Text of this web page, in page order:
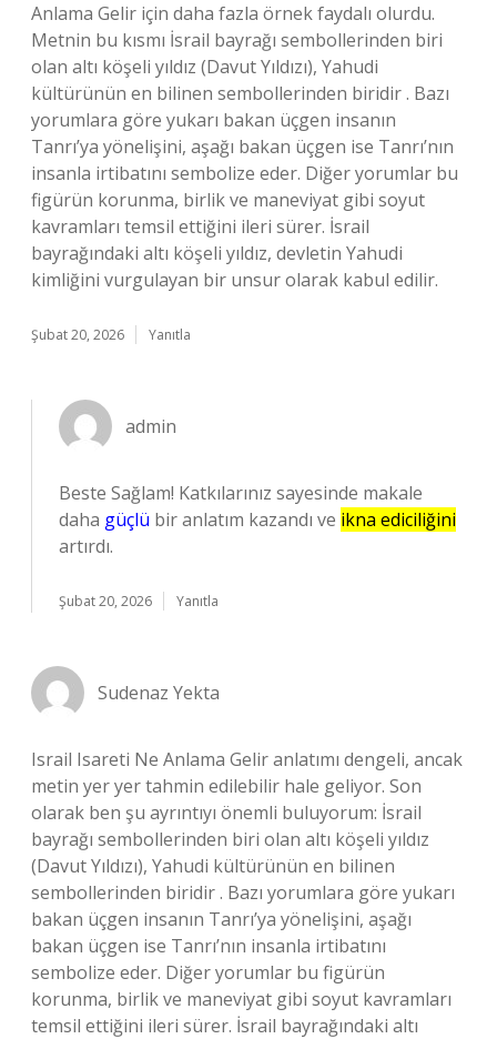
Anlama Gelir için daha fazla örnek faydalı olurdu.
Metnin bu kısmı İsrail bayrağı sembollerinden biri
olan altı köşeli yıldız (Davut Yıldızı), Yahudi
kültürünün en bilinen sembollerinden biridir . Bazı
yorumlara göre yukarı bakan üçgen insanın
Tanrı’ya yönelişini, aşağı bakan üçgen ise Tanrı’nın
insanla irtibatını sembolize eder. Diğer yorumlar bu
figürün korunma, birlik ve maneviyat gibi soyut
kavramları temsil ettiğini ileri sürer. İsrail
bayrağındaki altı köşeli yıldız, devletin Yahudi
kimliğini vurgulayan bir unsur olarak kabul edilir.
Şubat 20, 2026 Yanıtla
admin
Beste Sağlam! Katkılarınız sayesinde makale
daha güçlü bir anlatım kazandı ve ikna ediciliğini
artırdı.
Şubat 20, 2026 Yanıtla
Sudenaz Yekta
Israil Isareti Ne Anlama Gelir anlatımı dengeli, ancak
metin yer yer tahmin edilebilir hale geliyor. Son
olarak ben şu ayrıntıyı önemli buluyorum: İsrail
bayrağı sembollerinden biri olan altı köşeli yıldız
(Davut Yıldızı), Yahudi kültürünün en bilinen
sembollerinden biridir . Bazı yorumlara göre yukarı
bakan üçgen insanın Tanrı’ya yönelişini, aşağı
bakan üçgen ise Tanrı’nın insanla irtibatını
sembolize eder. Diğer yorumlar bu figürün
korunma, birlik ve maneviyat gibi soyut kavramları
temsil ettiğini ileri sürer. İsrail bayrağındaki altı